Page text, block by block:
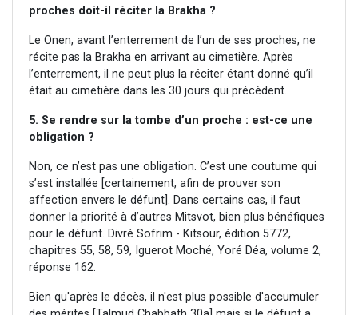
proches doit-il réciter la Brakha ?
Le Onen, avant l’enterrement de l’un de ses proches, ne
récite pas la Brakha en arrivant au cimetière. Après
l’enterrement, il ne peut plus la réciter étant donné qu’il
était au cimetière dans les 30 jours qui précèdent.
5. Se rendre sur la tombe d’un proche : est-ce une
obligation ?
Non, ce n’est pas une obligation. C’est une coutume qui
s’est installée [certainement, afin de prouver son
affection envers le défunt]. Dans certains cas, il faut
donner la priorité à d’autres Mitsvot, bien plus bénéfiques
pour le défunt. Divré Sofrim - Kitsour, édition 5772,
chapitres 55, 58, 59, Iguerot Moché, Yoré Déa, volume 2,
réponse 162.
Bien qu'après le décès, il n'est plus possible d'accumuler